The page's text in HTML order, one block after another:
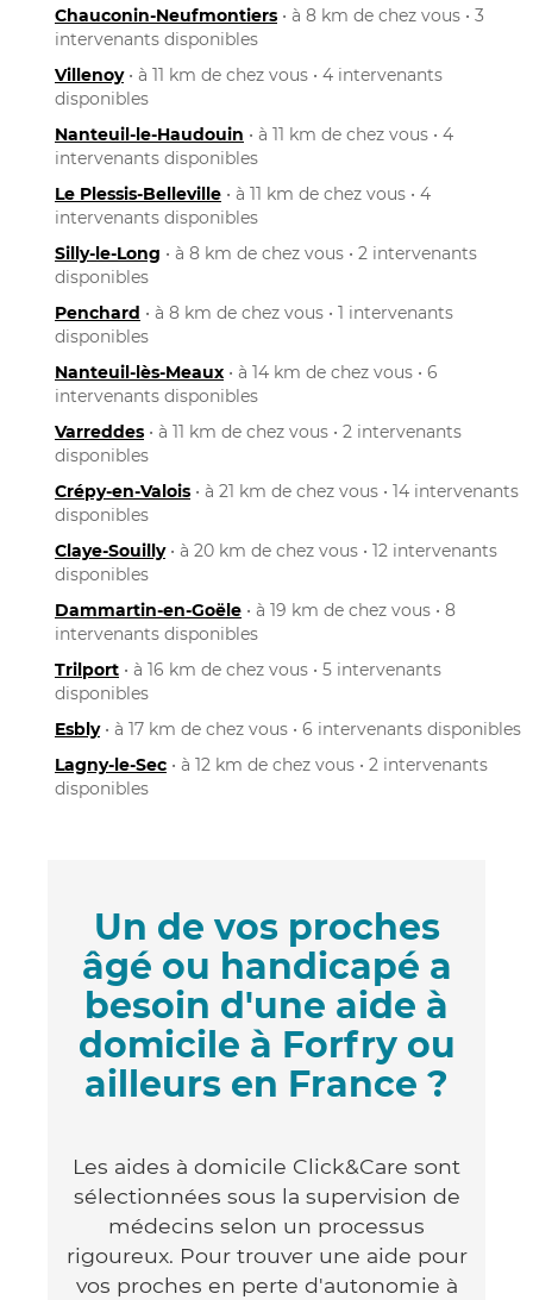
Chauconin-Neufmontiers • à 8 km de chez vous • 3
intervenants disponibles
Villenoy• à 11 km de chez vous • 4 intervenants
disponibles
Nanteuil-le-Haudouin • à 11 km de chez vous • 4
intervenants disponibles
Le Plessis-Belleville • à 11 km de chez vous • 4
intervenants disponibles
Silly-le-Long • à 8 km de chez vous • 2 intervenants
disponibles
Penchard • à 8 km de chez vous • 1 intervenants
disponibles
Nanteuil-lès-Meaux • à 14 km de chez vous • 6
intervenants disponibles
Varreddes • à 11 km de chez vous • 2 intervenants
disponibles
Crépy-en-Valois • à 21 km de chez vous • 14 intervenants
disponibles
Claye-Souilly• à 20 km de chez vous • 12 intervenants
disponibles
Dammartin-en-Goële • à 19 km de chez vous • 8
intervenants disponibles
Trilport • à 16 km de chez vous • 5 intervenants
disponibles
Esbly• à 17 km de chez vous • 6 intervenants disponibles
Lagny-le-Sec • à 12 km de chez vous • 2 intervenants
disponibles
Un de vos proches
âgé ou handicapé a
besoin d'une aide à
domicile à Forfry ou
ailleurs en France ?
Les aides à domicile Click&Care sont
sélectionnées sous la supervision de
médecins selon un processus
rigoureux. Pour trouver une aide pour
vos proches en perte d'autonomie à